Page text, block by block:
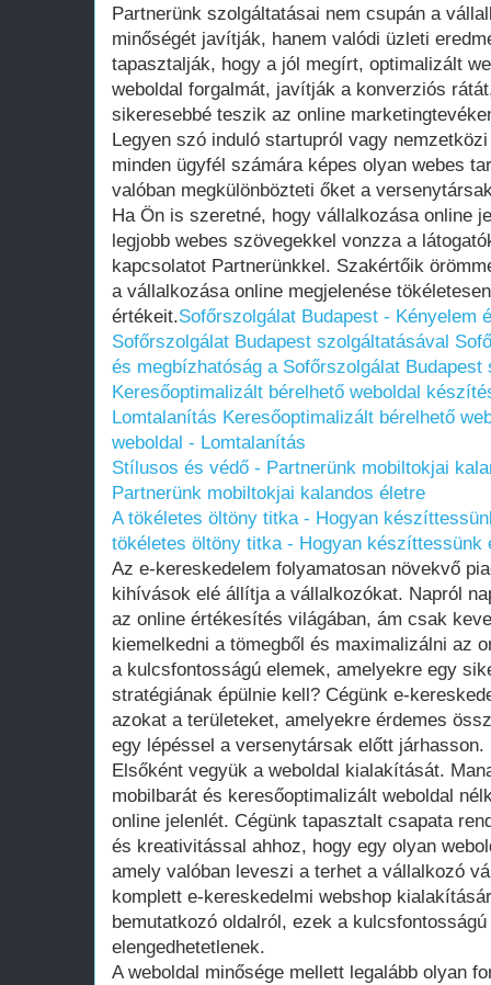
Partnerünk szolgáltatásai nem csupán a
minőségét javítják, hanem valódi üzleti
tapasztalják, hogy a jól megírt, optimalizált
weboldal forgalmát, javítják a konverziós
sikeresebbé teszik az online
Legyen szó induló startupról vagy
minden ügyfél számára képes olyan webes
valóban megkülönbözteti őket a
Ha Ön is szeretné, hogy vállalkozása online
legjobb webes szövegekkel vonzza a
kapcsolatot Partnerünkkel. Szakértőik
a vállalkozása online megjelenése
értékeit.Sofőrszolgálat Budapest - Kényelem
Sofőrszolgálat Budapest szolgáltatásával
és megbízhatóság a Sofőrszolgálat Budapest
Keresőoptimalizált bérelhető weboldal
Lomtalanítás Keresőoptimalizált bérelhető
weboldal - Lomtalanítás
Stílusos és védő - Partnerünk mobiltokjai
Partnerünk mobiltokjai kalandos életre
A tökéletes öltöny titka - Hogyan
tökéletes öltöny titka - Hogyan készíttessünk
Az e-kereskedelem folyamatosan növekvő
kihívások elé állítja a vállalkozókat. Napról
az online értékesítés világában, ám csak
kiemelkedni a tömegből és maximalizálni az
a kulcsfontosságú elemek, amelyekre egy
stratégiának épülnie kell? Cégünk e-
azokat a területeket, amelyekre érdemes
egy lépéssel a versenytársak előtt járhasson.
Elsőként vegyük a weboldal kialakítását.
mobilbarát és keresőoptimalizált weboldal
online jelenlét. Cégünk tapasztalt csapata
és kreativitással ahhoz, hogy egy olyan
amely valóban leveszi a terhet a vállalkozó
komplett e-kereskedelmi webshop
bemutatkozó oldalról, ezek a
elengedhetetlenek.
A weboldal minősége mellett legalább olyan